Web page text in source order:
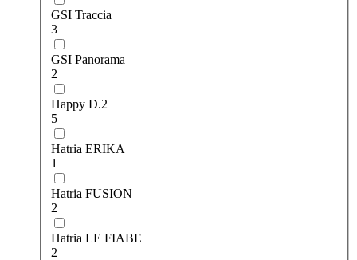
GSI Traccia
3
GSI Рanorama
2
Happy D.2
5
Hatria ERIKA
1
Hatria FUSION
2
Hatria LE FIABE
2